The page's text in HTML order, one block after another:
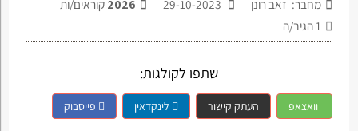
מחבר: זאב רונן 2026 קוראים/ות
1 הגיב/ה
שתפו לקולגות:
וואצאפ העתק קישור לינקדאין פייסבוק